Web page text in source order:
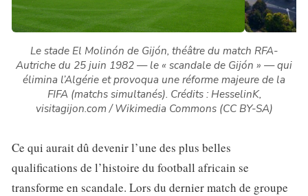
Le stade El Molinón de Gijón, théâtre du match RFA-
Autriche du 25 juin 1982 — le « scandale de Gijón » — qui
élimina l’Algérie et provoqua une réforme majeure de la
FIFA (matchs simultanés). Crédits : HesselinK,
visitagijon.com / Wikimedia Commons (CC BY-SA)
Ce qui aurait dû devenir l’une des plus belles
qualifications de l’histoire du football africain se
transforme en scandale. Lors du dernier match de groupe